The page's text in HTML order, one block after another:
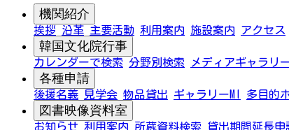
機関紹介
挨拶 沿革 主要活動 利用案内 施設案内 アクセス
韓国文化院行事
カレンダーで検索 分野別検索 メディアギャラリ
各種申請
後援名義 見学会 物品貸出 ギャラリーMI 多目的
図書映像資料室
お知らせ 利用案内 所蔵資料検索 貸出期間延長申